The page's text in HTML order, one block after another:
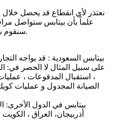
نعتذر لأي انقطاع قد يحصل
علماً بأن بيتابس ستواصل
سنقوم بتحديثكم فور إنتهاء أعمال الصيانة.
على سبيل المثال لا الحصر في:
، استقبال المدفوعات ،
الصيانة المجدول و عمليات
أذربيجان، العراق ،